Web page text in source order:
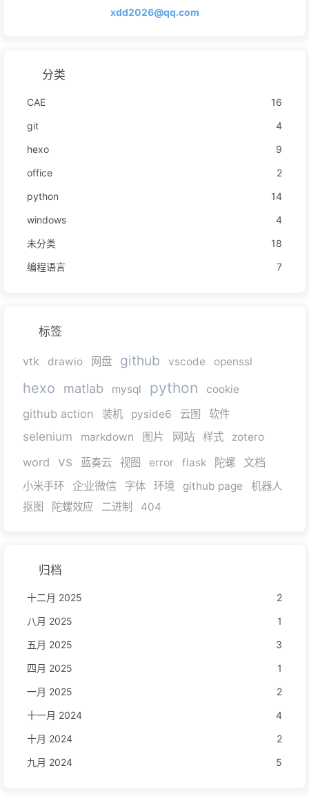
xdd2026@qq.com
分类
CAE
16
git
4
hexo
9
office
2
python
14
windows
4
未分类
18
编程语言
7
标签
vtk drawio 网盘 github vscode openssl
hexo matlab mysql python cookie
github action 装机 pyside6 云图 软件
selenium markdown 图片 网站 样式 zotero
word vs 蓝奏云 视图 error flask 陀螺 文档
小米手环 企业微信 字体 环境 github page
机器人
抠图
陀螺效应 二进制 404
归档
十二月 2025
2
八月 2025
1
五月 2025
3
四月 2025
1
一月 2025
2
十一月 2024
4
十月 2024
2
九月 2024
5